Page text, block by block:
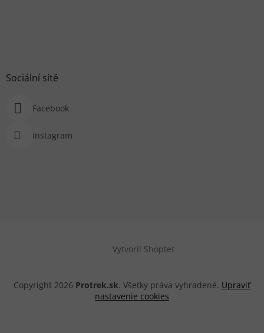
Sociální sítě
Facebook
Instagram
Vytvoril Shoptet
Copyright 2026 Protrek.sk. Všetky práva vyhradené. Upraviť
nastavenie cookies